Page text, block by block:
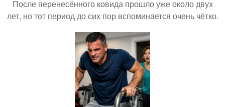
После перенесённого ковида прошло уже около двух
лет, но тот период до сих пор вспоминается очень чётко.